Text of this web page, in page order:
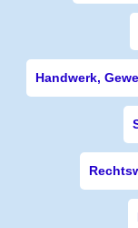
Handwerk,